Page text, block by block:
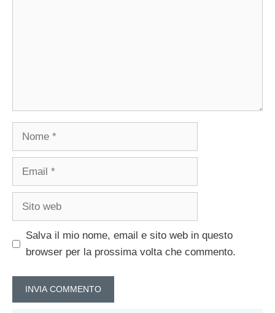
Nome
Email
Sito
Salva il mio nome, email e sito web in questo
browser per la prossima volta che commento.